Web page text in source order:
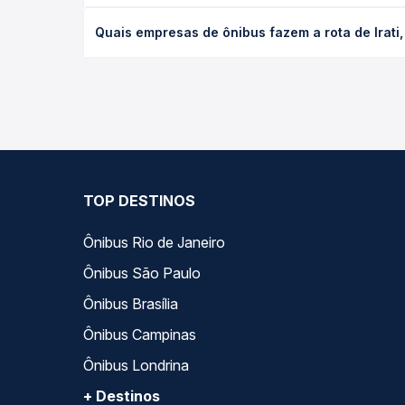
antecedência da compra. Na Quero Passagem
Quais empresas de ônibus fazem a rota de Irati,
TOP DESTINOS
Ônibus Rio de Janeiro
Ônibus São Paulo
Ônibus Brasília
Ônibus Campinas
Ônibus Londrina
+ Destinos